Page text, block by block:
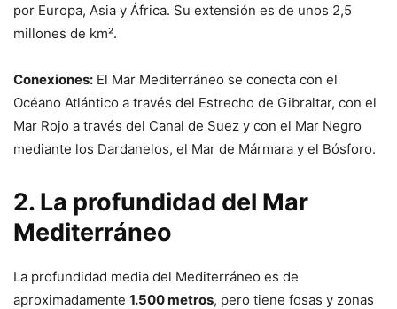
por Europa, Asia y África. Su extensión es de unos 2,5
millones de km².
Conexiones: El Mar Mediterráneo se conecta con el
Océano Atlántico a través del Estrecho de Gibraltar, con el
Mar Rojo a través del Canal de Suez y con el Mar Negro
mediante los Dardanelos, el Mar de Mármara y el Bósforo.
2. La profundidad del Mar
Mediterráneo
La profundidad media del Mediterráneo es de
aproximadamente 1.500 metros, pero tiene fosas y zonas